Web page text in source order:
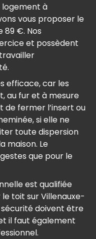
logement à
vous proposer le
89 €. Nos
et possèdent
efficace, car les
au fur et à mesure
de fermer l’insert ou
si elle ne
toute dispersion
maison. Le
que pour le
est qualifiée
toit sur Villenauxe-
doivent être
il faut également